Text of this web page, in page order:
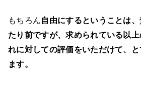
もちろん自由にするということは
たり前ですが、求められている以
れに対しての評価をいただけて、
ます。